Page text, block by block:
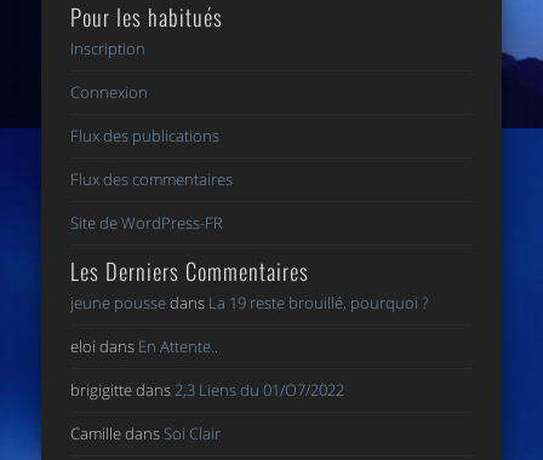
Pour les habitués
Inscription
Connexion
Flux des publications
Flux des commentaires
Site de WordPress-FR
Les Derniers Commentaires
jeune poussedans La 19 reste brouillé, pourquoi ?
eloi dans En Attente..
brigigittedans2,3 Liens du 01/O7/2022
CamilledansSoi Clair